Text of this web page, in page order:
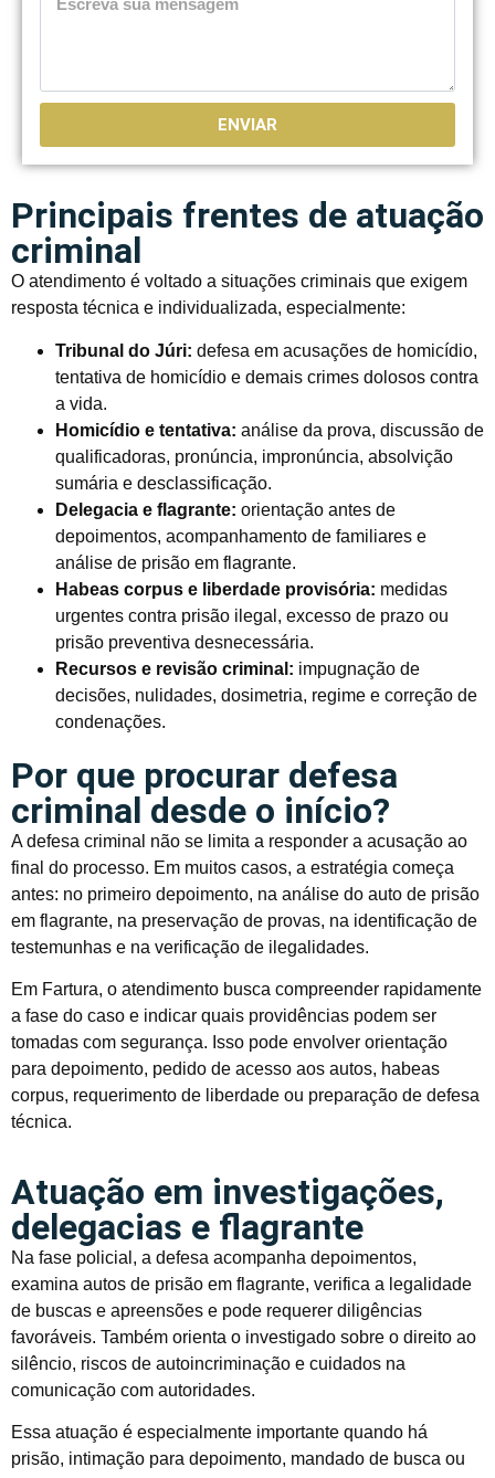
ENVIAR
Principais frentes de atuação
criminal
O atendimento é voltado a situações criminais que exigem
resposta técnica e individualizada, especialmente:
Tribunal do Júri: defesa em acusações de homicídio,
tentativa de homicídio e demais crimes dolosos contra
a vida.
Homicídio e tentativa: análise da prova, discussão de
qualificadoras, pronúncia, impronúncia, absolvição
sumária e desclassificação.
Delegacia e flagrante: orientação antes de
depoimentos, acompanhamento de familiares e
análise de prisão em flagrante.
Habeas corpus e liberdade provisória: medidas
urgentes contra prisão ilegal, excesso de prazo ou
prisão preventiva desnecessária.
Recursos e revisão criminal: impugnação de
decisões, nulidades, dosimetria, regime e correção de
condenações.
Por que procurar defesa
criminal desde o início?
A defesa criminal não se limita a responder a acusação ao
final do processo. Em muitos casos, a estratégia começa
antes: no primeiro depoimento, na análise do auto de prisão
em flagrante, na preservação de provas, na identificação de
testemunhas e na verificação de ilegalidades.
Em Fartura, o atendimento busca compreender rapidamente
a fase do caso e indicar quais providências podem ser
tomadas com segurança. Isso pode envolver orientação
para depoimento, pedido de acesso aos autos, habeas
corpus, requerimento de liberdade ou preparação de defesa
técnica.
Atuação em investigações,
delegacias e flagrante
Na fase policial, a defesa acompanha depoimentos,
examina autos de prisão em flagrante, verifica a legalidade
de buscas e apreensões e pode requerer diligências
favoráveis. Também orienta o investigado sobre o direito ao
silêncio, riscos de autoincriminação e cuidados na
comunicação com autoridades.
Essa atuação é especialmente importante quando há
prisão, intimação para depoimento, mandado de busca ou